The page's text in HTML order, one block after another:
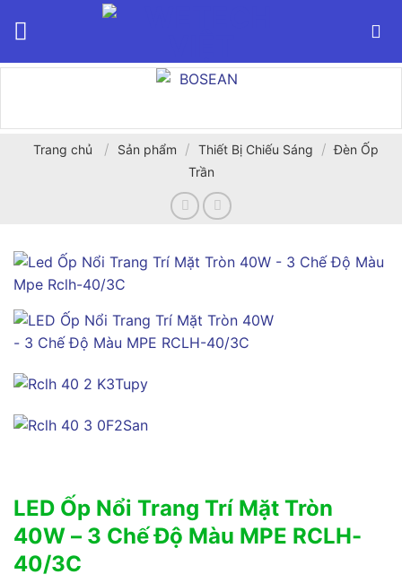
Trang chủ / Sản phẩm / Thiết Bị Chiếu Sáng / Đèn Ốp
Trần
LED Ốp Nổi Trang Trí Mặt Tròn
40W – 3 Chế Độ Màu MPE RCLH-
40/3C